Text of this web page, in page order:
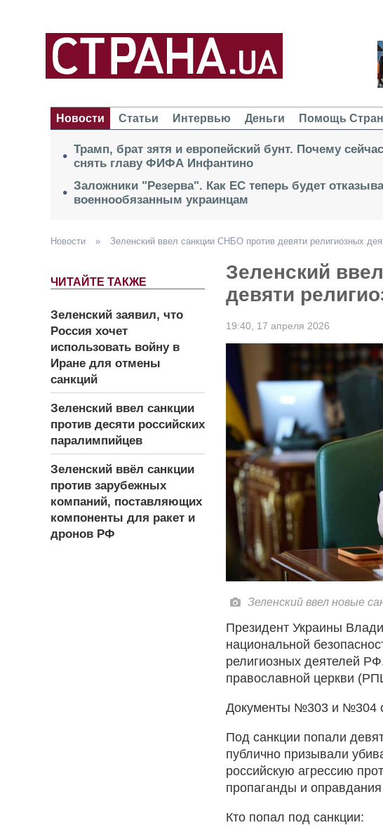
Новости
Статьи Интервью Деньги Помощь
Трамп, брат зятя и европейский бунт. Почему
снять главу ФИФА Инфантино
Заложники "Резерва". Как ЕС теперь будет
военнообязанным украинцам
Новости » Зеленский ввел санкции СНБО против девяти религиозных
ЧИТАЙТЕ ТАКЖЕ
Зеленский заявил, что
Россия хочет
использовать войну в
Иране для отмены
санкций
Зеленский ввел санкции
против десяти российских
паралимпийцев
Зеленский ввёл санкции
против зарубежных
компаний, поставляющих
компоненты для ракет и
дронов РФ
Зеленский
девяти
19:40, 17 апреля 2026
Зеленский ввел новые
Президент Украины
национальной
религиозных деятелей
православной церкви
Документы №303 и №304
Под санкции попали
публично призывали
российскую агрессию
пропаганды и
Кто попал под санкции: